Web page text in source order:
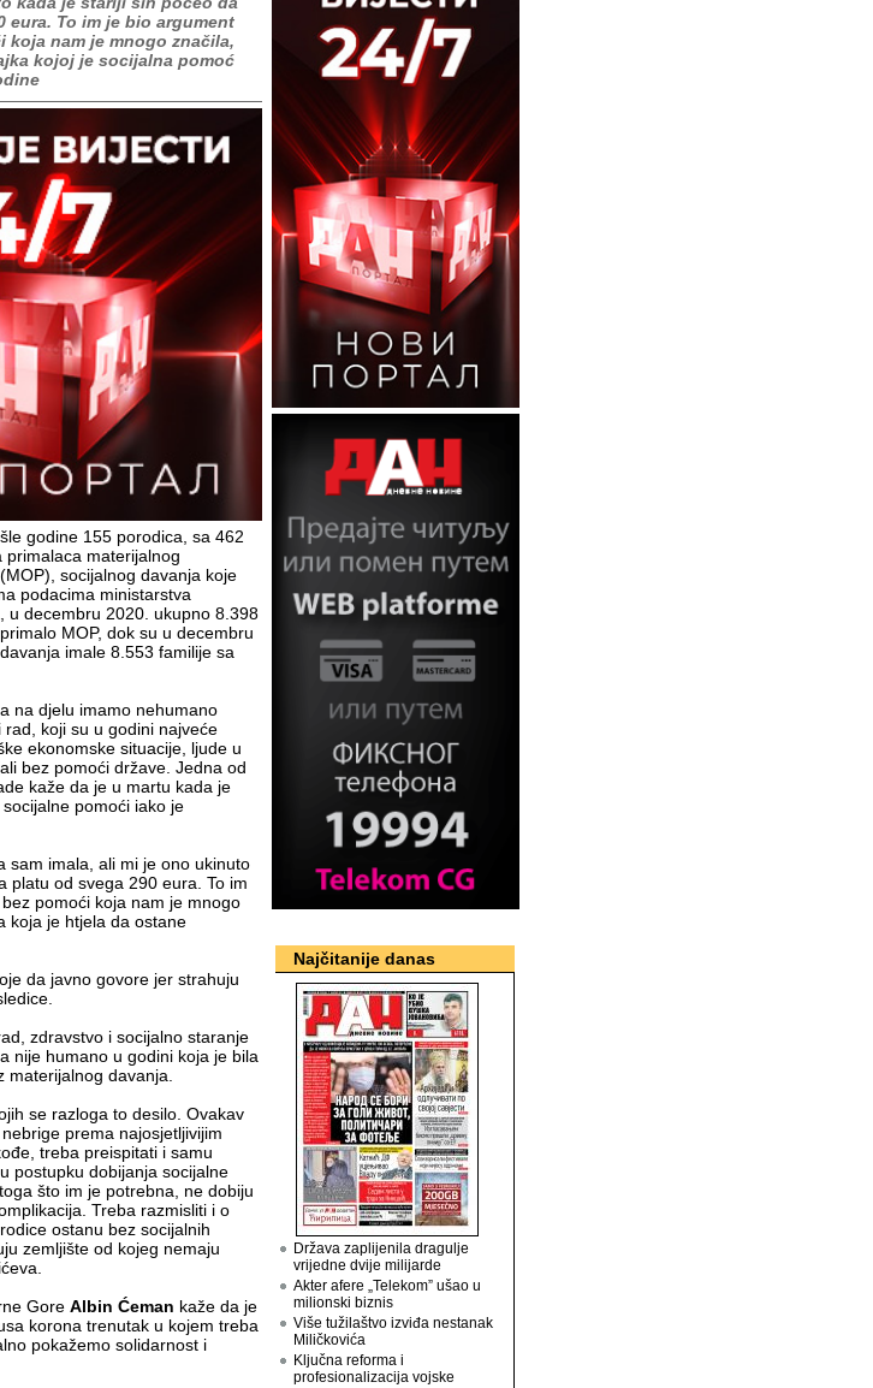
eura. To im je bio argument
koja nam je mnogo značila,
kojoj je socijalna pomoć
godine 155 porodica, sa 462
primalaca materijalnog
socijalnog davanja koje
podacima ministarstva
u decembru 2020. ukupno 8.398
MOP, dok su u decembru
imale 8.553 familije sa
na djelu imamo nehumano
koji su u godini najveće
ekonomske situacije, ljude u
bez pomoći države. Jedna od
kaže da je u martu kada je
pomoći iako je
sam imala, ali mi je ono ukinuto
platu od svega 290 eura. To im
pomoći koja nam je mnogo
koja je htjela da ostane
da javno govore jer strahuju
zdravstvo i socijalno staranje
nije humano u godini koja je bila
materijalnog davanja.
se razloga to desilo. Ovakav
prema najosjetljivijim
treba preispitati i samu
postupku dobijanja socijalne
što im je potrebna, ne dobiju
Treba razmisliti i o
ostanu bez socijalnih
zemljište od kojeg nemaju
Gore Albin Ćeman kaže da je
korona trenutak u kojem treba
pokažemo solidarnost i
Najčitanije danas
Država zaplijenila dragulje
vrijedne dvije milijarde
Akter afere „Telekom” ušao u
milionski biznis
Više tužilaštvo izviđa nestanak
Miličkovića
Ključna reforma i
profesionalizacija vojske